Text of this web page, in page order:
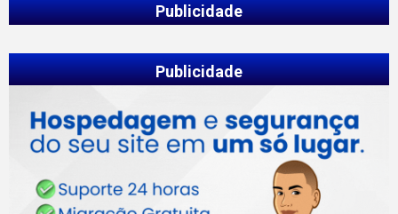
Publicidade
Publicidade